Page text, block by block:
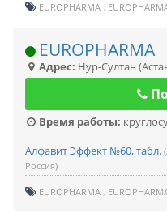
EUROPHARMA
EUROPHARMA
Адрес: Нур-Султан
Время работы:
Алфавит Эффект №60, табл.
Россия)
EUROPHARMA